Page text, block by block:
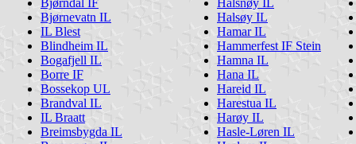
Bjørnevatn IL
IL Blest
Blindheim IL
Bogafjell IL
Borre IF
Bossekop UL
Brandval IL
IL Braatt
Breimsbygda IL
Halsøy IL
Hamar IL
Hammerfest IF Stein
Hamna IL
Hana IL
Hareid IL
Harestua IL
Harøy IL
Hasle-Løren IL